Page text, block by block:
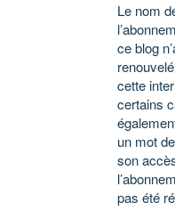
Le nom
ce blog
cette
certains
un mot
son
pas été